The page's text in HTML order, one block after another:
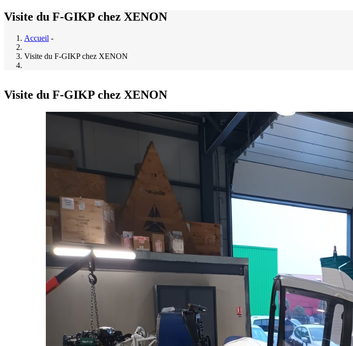
Visite du F-GIKP chez XENON
Accueil -
Visite du F-GIKP chez XENON
Visite du F-GIKP chez XENON